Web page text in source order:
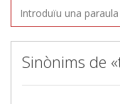
Sinònims de